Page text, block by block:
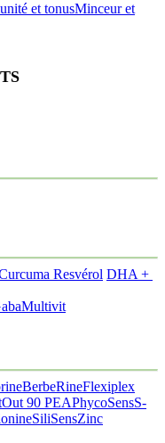
et tonusMinceur et
Resvérol DHA +
Multivit
BerbeRineFlexiplex
90 PEAPhycoSensS-
SiliSensZinc